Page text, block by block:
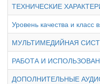
ТЕХНИЧЕСКИЕ
Уровень качества и класс
МУЛЬТИМЕДИЙНАЯ
РАБОТА И
ДОПОЛНИТЕЛЬНЫЕ